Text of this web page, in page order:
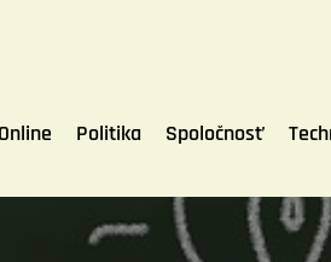
Online Politika Spoločnosť